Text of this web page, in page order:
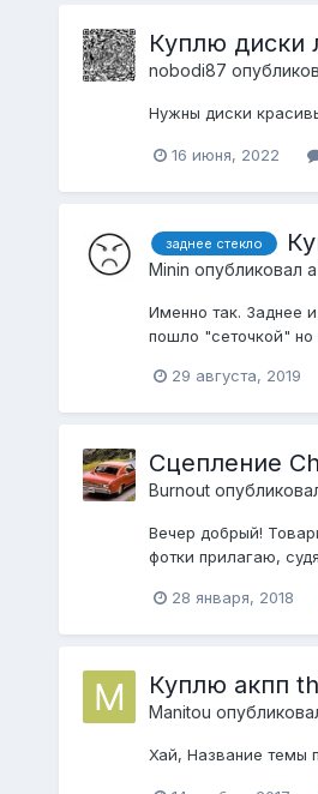
Куплю диски
nobodi87
Нужны диски
16 июня, 2022
заднее стекло
Minin опубликовал
Именно так. Заднее
пошло "сеточкой"
29 августа, 2019
Сцепление
Burnout
Вечер добрый!
фотки прилагаю,
28 января, 2018
Куплю акпп
Manitou
Хай, Название темы